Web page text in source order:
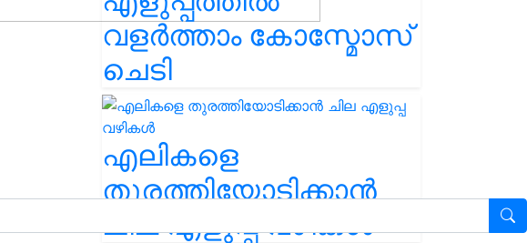
വളർത്താം കോസ്മോസ്
ചെടി
എലികളെ
തുരത്തിയോടിക്കാൻ
ചില എളുപ്പ വഴികൾ